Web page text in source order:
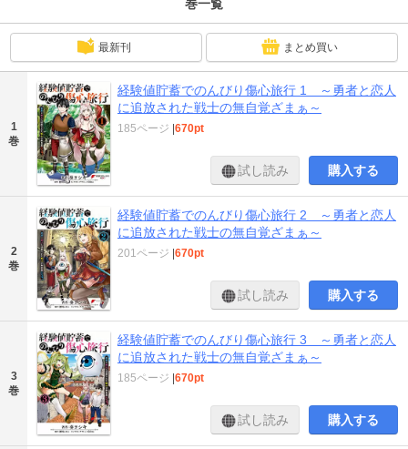
巻一覧
最新刊 まとめ買い
1
巻
経験値貯蓄でのんびり傷心旅行 1 ～勇者と恋人
に追放された戦士の無自覚ざまぁ～
185ページ |670pt
試し読み 購入する
2
巻
経験値貯蓄でのんびり傷心旅行 2 ～勇者と恋人
に追放された戦士の無自覚ざまぁ～
201ページ |670pt
試し読み 購入する
3
巻
経験値貯蓄でのんびり傷心旅行 3 ～勇者と恋人
に追放された戦士の無自覚ざまぁ～
185ページ |670pt
試し読み 購入する